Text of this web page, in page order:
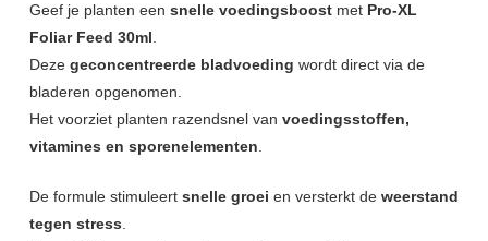
Geef je planten een snelle voedingsboostmet Pro-XL
Foliar Feed 30ml.
Deze geconcentreerde bladvoeding wordt direct via de
bladeren opgenomen.
Het voorziet planten razendsnel van voedingsstoffen,
vitamines en sporenelementen.
De formule stimuleert snelle groei en versterkt de weerstand
tegen stress.